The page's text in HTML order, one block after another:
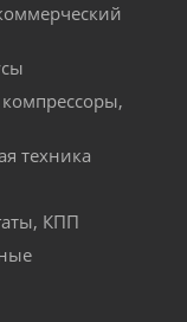
техника
КПП